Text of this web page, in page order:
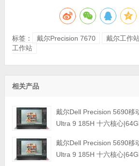
标签： 戴尔Precision 7670 戴尔工作
工作站
相关产品
戴尔Dell Precision 5690移
Ultra 9 185H 十六核心
示屏|三年保修)戴尔Dell Precision 5690移
Ultra 9 185H 十六核心